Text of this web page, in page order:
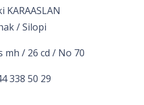
KARAASLAN
/ Silopi
mh / 26 cd / No 70
338 50 29